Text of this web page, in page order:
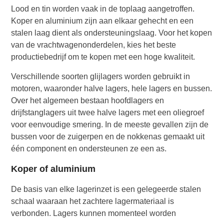
Lood en tin worden vaak in de toplaag aangetroffen.
Koper en aluminium zijn aan elkaar gehecht en een
stalen laag dient als ondersteuningslaag. Voor het kopen
van de vrachtwagenonderdelen, kies het beste
productiebedrijf om te kopen met een hoge kwaliteit.
Verschillende soorten glijlagers worden gebruikt in
motoren, waaronder halve lagers, hele lagers en bussen.
Over het algemeen bestaan hoofdlagers en
drijfstanglagers uit twee halve lagers met een oliegroef
voor eenvoudige smering. In de meeste gevallen zijn de
bussen voor de zuigerpen en de nokkenas gemaakt uit
één component en ondersteunen ze een as.
Koper of aluminium
De basis van elke lagerinzet is een gelegeerde stalen
schaal waaraan het zachtere lagermateriaal is
verbonden. Lagers kunnen momenteel worden